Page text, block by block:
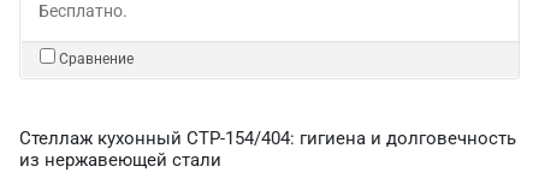
Бесплатно.
Сравнение
Стеллаж кухонный СТР-154/404: гигиена и долговечность
из нержавеющей стали